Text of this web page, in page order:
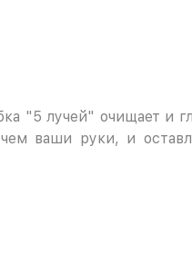
"5 лучей" очищает и
ваши руки, и